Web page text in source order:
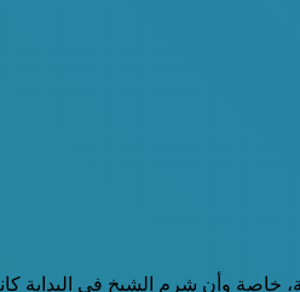
خاصة وأن شرم الشيخ في البداية